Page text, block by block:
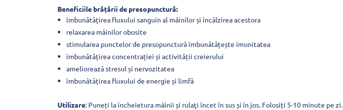
Beneficiile brățării de presopunctură:
îmbunătățirea fluxului sanguin al mâinilor și încălzirea acestora
relaxarea mâinilor obosite
stimularea punctelor de presopunctură îmbunătățește imunitatea
îmbunătățirea concentrației și activității creierului
ameliorează stresul și nervozitatea
îmbunătățirea fluxului de energie și limfă
Utilizare: Puneți la încheietura mâinii și rulaţi încet în sus și în jos. Folosiți 5-10 minute pe zi.